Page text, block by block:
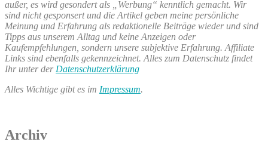
außer, es wird gesondert als „Werbung“ kenntlich gemacht. Wir
sind nicht gesponsert und die Artikel geben meine persönliche
Meinung und Erfahrung als redaktionelle Beiträge wieder und sind
Tipps aus unserem Alltag und keine Anzeigen oder
Kaufempfehlungen, sondern unsere subjektive Erfahrung. Affiliate
Links sind ebenfalls gekennzeichnet. Alles zum Datenschutz findet
Ihr unter der Datenschutzerklärung
Alles Wichtige gibt es im Impressum.
Archiv